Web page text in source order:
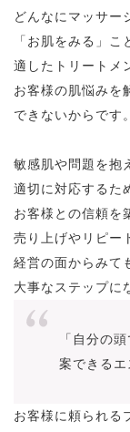
どんなにマッサー
「お肌をみる」こ
適したトリートメ
お客様の肌悩みを
できないからです。
敏感肌や問題を抱
適切に対応するた
お客様との信頼を
売り上げやリピー
経営の面からみて
大事なステップに
「自分の
案できるエ
お客様に頼られる